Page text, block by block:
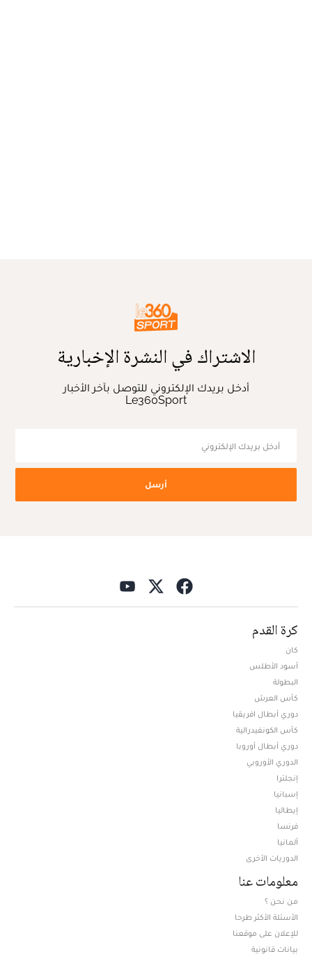
الاشتراك في النشرة الإخبارية
أدخل بريدك الإلكتروني للتوصل بآخر الأخبار
Le360Sport
أرسل
كرة القدم
كان
أسود الأطلس
البطولة
كأس العرش
دوري أبطال افريقيا
كأس الكونفيدرالية
دوري أبطال أوروبا
الدوري الأوروبي
إنجلترا
إسبانيا
إيطاليا
فرنسا
ألمانيا
الدوريات الأخرى
معلومات عنا
من نحن ؟
الأسئلة الأكثر طرحا
للإعلان على موقعنا
بيانات قانونية